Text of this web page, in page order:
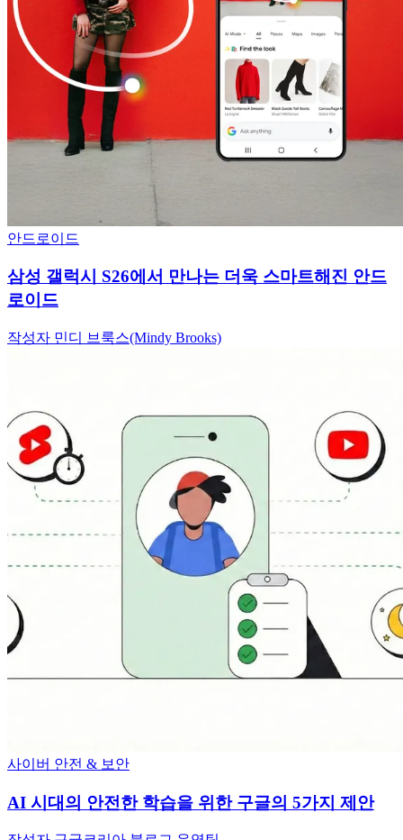
안드로이드
삼성 갤럭시 S26에서 만나는 더욱 스마트해진 안드
로이드
작성자 민디 브룩스(Mindy Brooks)
사이버 안전 & 보안
AI 시대의 안전한 학습을 위한 구글의 5가지 제안